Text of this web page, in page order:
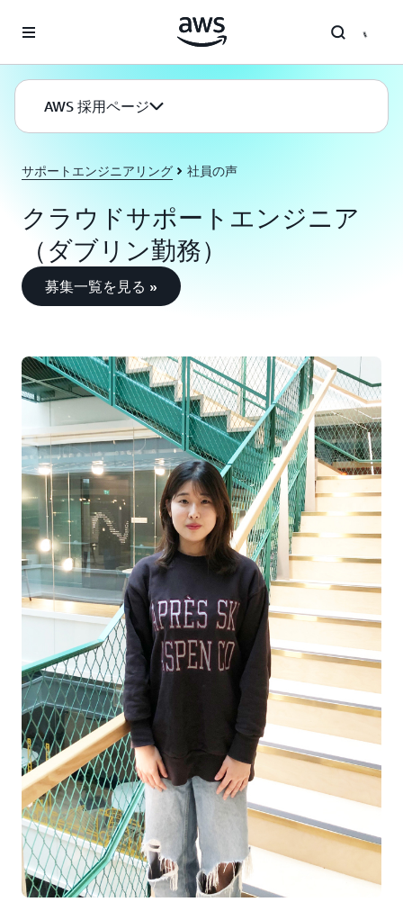
AWS 採用ページ
サポートエンジニアリング 社員の声
クラウドサポートエンジニア
（ダブリン勤務）
募集一覧を見る »